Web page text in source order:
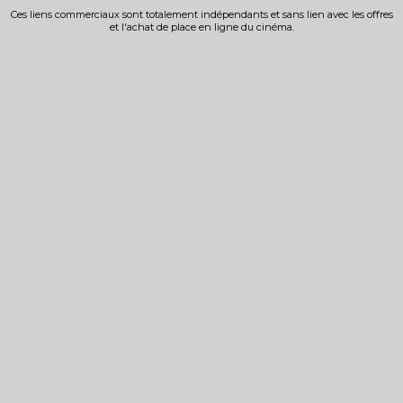
Ces liens commerciaux sont totalement indépendants et sans lien avec les offres
et l'achat de place en ligne du cinéma.